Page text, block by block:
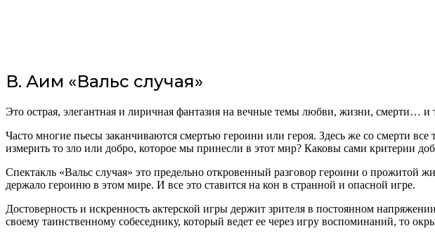
В. Аим «Вальс случая»
Это острая, элегантная и лиричная фантазия на вечные темы любви, жизни, смерти… и
Часто многие пьесы заканчиваются смертью героини или героя. Здесь же со смерти
измерить то зло или добро, которое мы принесли в этот мир? Каковы сами критерии
Спектакль «Вальс случая» это предельно откровенный разговор героини о прожитой
держало героиню в этом мире. И все это ставится на кон в странной и опасной игре.
Достоверность и искренность актерской игры держит зрителя в постоянном
своему таинственному собеседнику, который ведет ее через игру воспоминаний, то